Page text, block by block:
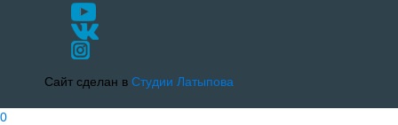
Сайт сделан в Студии Латыпова
0